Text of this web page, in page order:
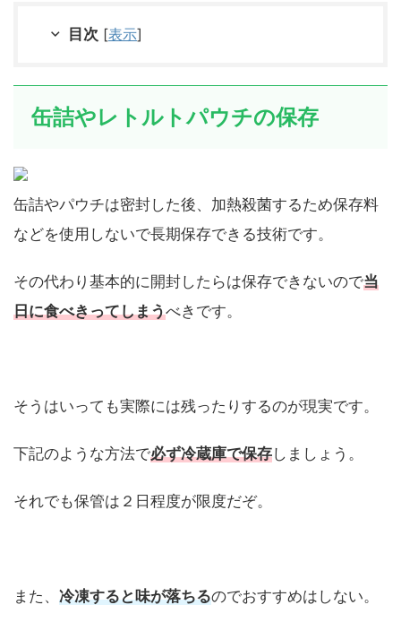
目次 [表示]
缶詰やレトルトパウチの保存
缶詰やパウチは密封した後、加熱殺菌するため保存料
などを使用しないで長期保存できる技術です。
その代わり基本的に開封したらは保存できないので当
日に食べきってしまうべきです。
そうはいっても実際には残ったりするのが現実です。
下記のような方法で必ず冷蔵庫で保存しましょう。
それでも保管は２日程度が限度だぞ。
また、 冷凍すると味が落ちるのでおすすめはしない。